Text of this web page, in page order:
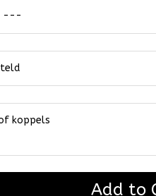
Add to